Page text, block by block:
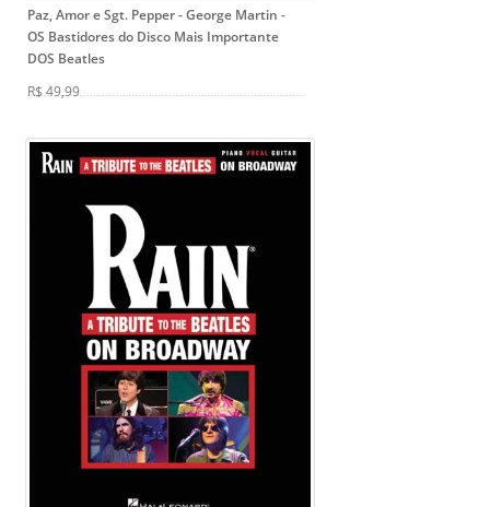
Paz, Amor e Sgt. Pepper - George Martin -
OS Bastidores do Disco Mais Importante
DOS Beatles
R$ 49,99